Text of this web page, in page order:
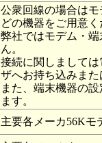
公衆回線の場合は
どの機器をご用意
弊社ではモデム・
ん。
接続に関しまして
ザへお持ち込みま
また、端末機器の
ます。
主要各メーカ56K